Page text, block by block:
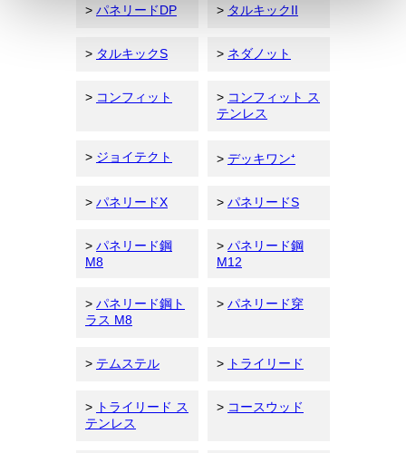
> パネリードDP > タルキックII
> タルキックS > ネダノット
> コンフィット > コンフィット ス
テンレス
> ジョイテクト > デッキワン⁺
> パネリードX > パネリードS
> パネリード鋼
M8
> パネリード鋼
M12
> パネリード鋼ト
ラス M8
> パネリード穿
> テムステル > トライリード
> トライリード ス
テンレス
> コースウッド